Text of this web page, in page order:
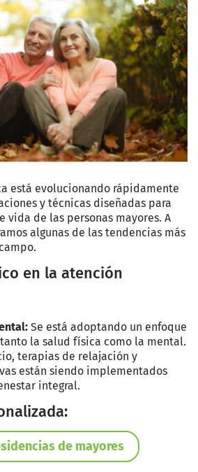
está evolucionando rápidamente
y técnicas diseñadas para
vida de las personas mayores. A
algunas de las tendencias más
en la atención
Se está adoptando un enfoque
la salud física como la mental.
terapias de relajación y
están siendo implementados
integral.
de mayores